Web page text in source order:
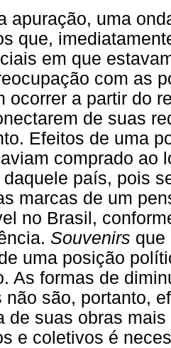
apuração, uma
que,
em que
com as
ocorrer a partir do
de suas
Efeitos de uma
comprado ao
daquele país, pois
marcas de um
no Brasil,
Souvenirs que
uma posição
As formas de
não são, portanto,
de suas obras
e coletivos é